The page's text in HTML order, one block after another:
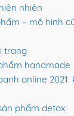
nhiên
– mô hình
trang
handmade
online
phẩm detox